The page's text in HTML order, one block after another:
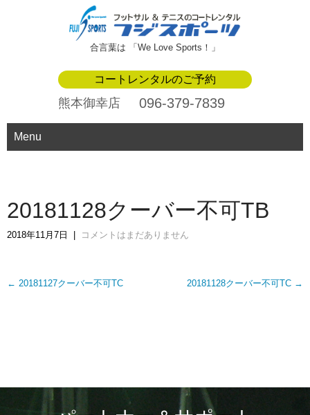
合言葉は 「We Love Sports！」
コートレンタルのご予約
熊本御幸店 096-379-7839
Menu
20181128クーバー不可TB
2018年11月7日 コメントはまだありません
Post
← 20181127クーバー不可TC 20181128クーバー不可TC →